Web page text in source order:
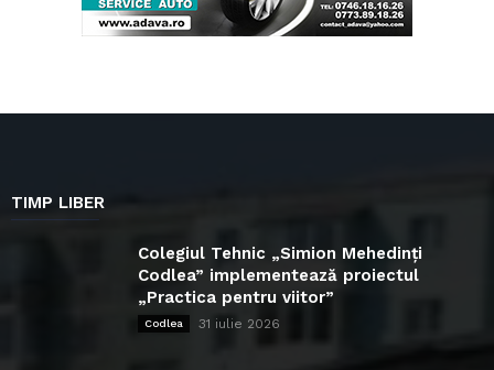
TIMP LIBER
Colegiul Tehnic „Simion Mehedinți
Codlea” implementează proiectul
„Practica pentru viitor”
Codlea 31 iulie 2026